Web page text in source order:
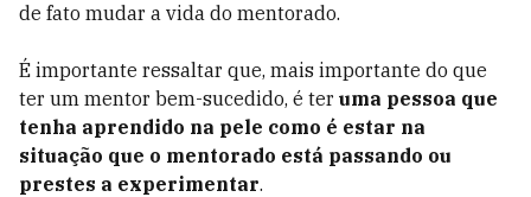
de fato mudar a vida do mentorado.
É importante ressaltar que, mais importante do que
ter um mentor bem-sucedido, é ter uma pessoa que
tenha aprendido na pele como é estar na
situação que o mentorado está passando ou
prestes a experimentar.